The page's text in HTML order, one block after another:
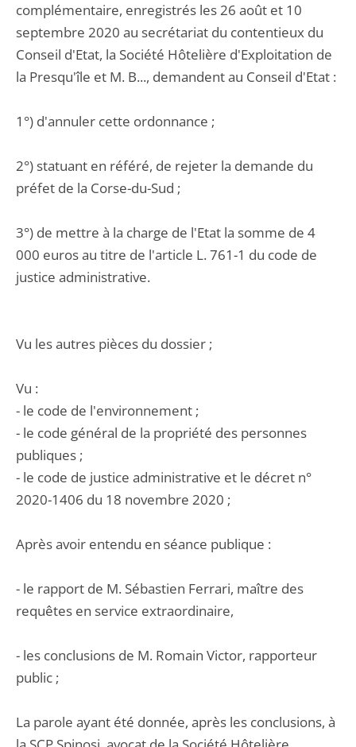
complémentaire, enregistrés les 26 août et 10
septembre 2020 au secrétariat du contentieux du
Conseil d'Etat, la Société Hôtelière d'Exploitation de
la Presqu'île et M. B..., demandent au Conseil d'Etat :
1°) d'annuler cette ordonnance ;
2°) statuant en référé, de rejeter la demande du
préfet de la Corse-du-Sud ;
3°) de mettre à la charge de l'Etat la somme de 4
000 euros au titre de l'article L. 761-1 du code de
justice administrative.
Vu les autres pièces du dossier ;
Vu :
- le code de l'environnement ;
- le code général de la propriété des personnes
publiques ;
- le code de justice administrative et le décret n°
2020-1406 du 18 novembre 2020 ;
Après avoir entendu en séance publique :
- le rapport de M. Sébastien Ferrari, maître des
requêtes en service extraordinaire,
- les conclusions de M. Romain Victor, rapporteur
public ;
La parole ayant été donnée, après les conclusions, à